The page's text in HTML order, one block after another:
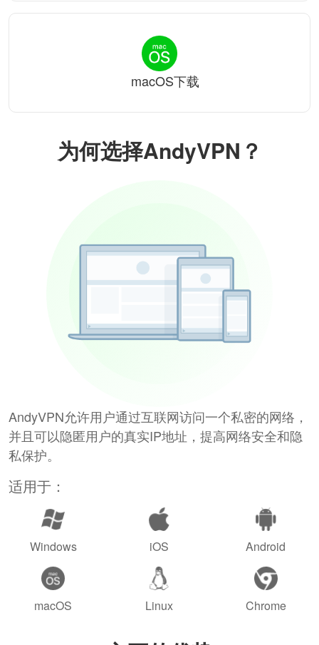
为何选择AndyVPN？
AndyVPN允许用户通过互联网访问一个私密的网络，
并且可以隐匿用户的真实IP地址，提高网络安全和隐
私保护。
适用于：
Windows iOS Android
macOS Linux Chrome
macOS下载